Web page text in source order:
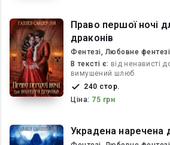
Право першої ночі
драконів
Фентезі, Любовне фентезі
В текcті є: від ненависті
вимушений шлюб
240 стор.
Ціна: 75 грн
Украдена наречена